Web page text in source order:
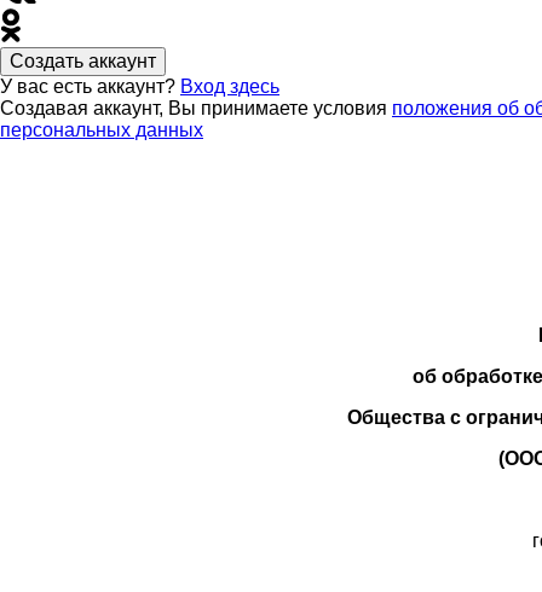
Создать аккаунт
У вас есть аккаунт? Вход здесь
Создавая аккаунт, Вы принимаете условия положения об
персональных данных
об
Общества с